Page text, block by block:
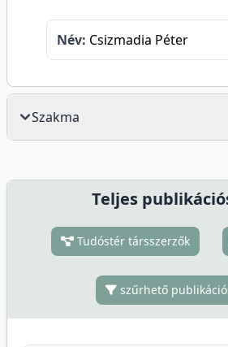
Név: Csizmadia Péter
Szakma
Teljes
Tudóstér társszerzők
szűrhető